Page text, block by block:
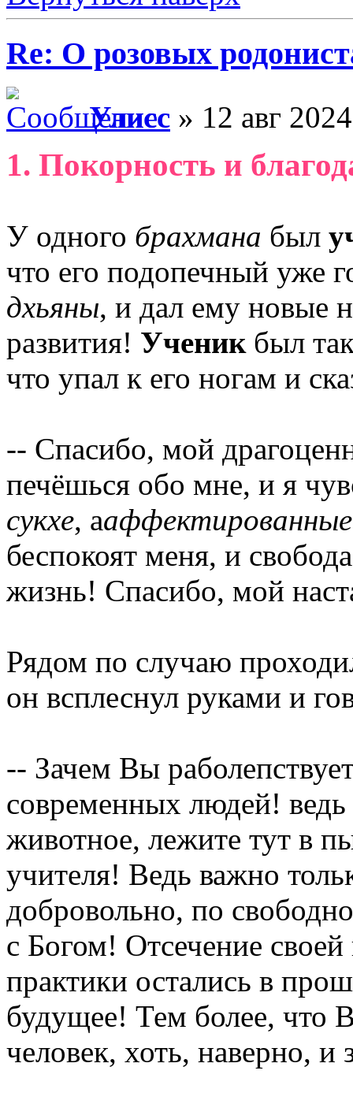
Re: О розовых
Улисс » 12 авг
1. Покорность и
У одного брахмана был
что его подопечный уже
дхьяны, и дал ему новые
развития! Ученикбыл так
что упал к его ногам и
-- Спасибо, мой
печёшься обо мне, и я
сукхе, а
беспокоят меня, и
жизнь! Спасибо, мой
Рядом по случаю
он всплеснул руками и
-- Зачем Вы
современных людей!
животное, лежите тут в
учителя! Ведь важно
добровольно, по
с Богом! Отсечение
практики остались в
будущее! Тем более, что
человек, хоть, наверно, и